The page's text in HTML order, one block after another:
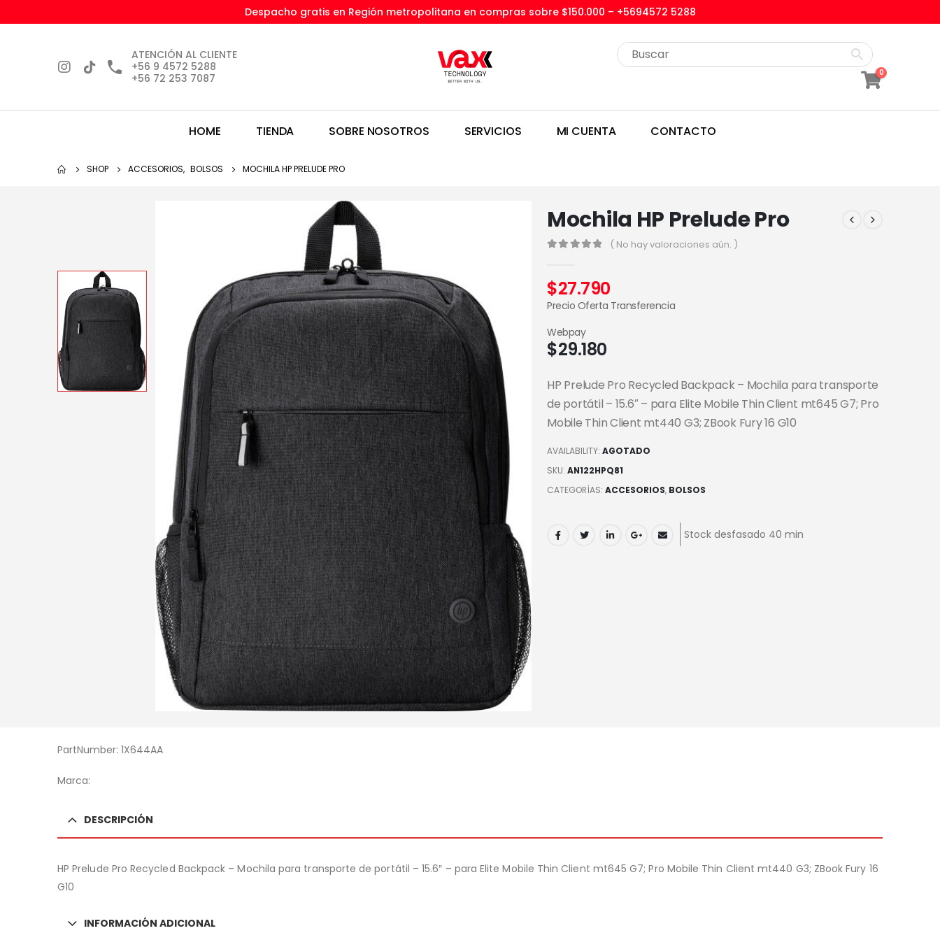
Despacho gratis en Región metropolitana en compras sobre $150.000 – +5694572 5288
ATENCIÓN AL CLIENTE
+56 9 4572 5288
+56 72 253 7087
0
HOME TIENDA SOBRE NOSOTROS SERVICIOS MI CUENTA CONTACTO
SHOP ACCESORIOS, BOLSOS MOCHILA HP PRELUDE PRO
Mochila HP Prelude Pro
( No hay valoraciones aún. )
$27.790
Precio Oferta Transferencia
$29.180
Webpay
HP Prelude Pro Recycled Backpack – Mochila para transporte
de portátil – 15.6″ – para Elite Mobile Thin Client mt645 G7; Pro
Mobile Thin Client mt440 G3; ZBook Fury 16 G10
AVAILABILITY: AGOTADO
SKU: AN122HPQ81
CATEGORÍAS: ACCESORIOS, BOLSOS
Stock desfasado 40 min
PartNumber: 1X644AA
Marca:
DESCRIPCIÓN
HP Prelude Pro Recycled Backpack – Mochila para transporte de portátil – 15.6″ – para Elite Mobile Thin Client mt645 G7; Pro Mobile Thin Client mt440 G3; ZBook Fury 16
G10
INFORMACIÓN ADICIONAL